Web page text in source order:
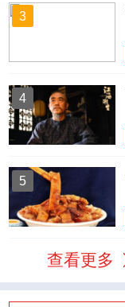
3
4
5
查看更多